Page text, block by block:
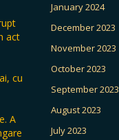
act
cu
A
January 2024
December 2023
November 2023
October 2023
September 2023
August 2023
July 2023